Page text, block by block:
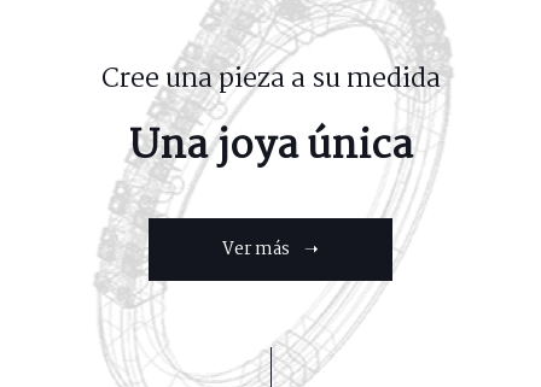
Cree una pieza a su medida
Una joya única
Ver más ➝